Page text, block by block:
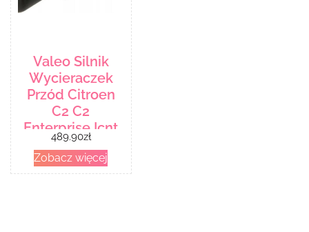
Valeo Silnik
Wycieraczek
Przód Citroen
C2 C2
Enterprise Icnt
Val579752 Zaps
489.90zł
Zobacz więcej